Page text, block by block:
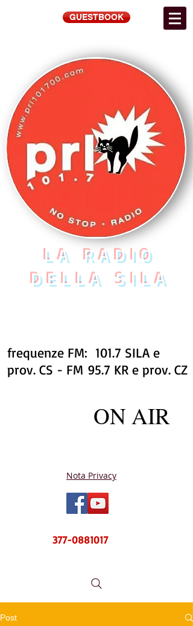
GUESTBOOK
LA RADIO
DELLA SILA
frequenze FM: 101.7 SILA e
prov. CS - FM 95.7 KR e prov. CZ
ON AIR
Nota Privacy
377-0881017
Post